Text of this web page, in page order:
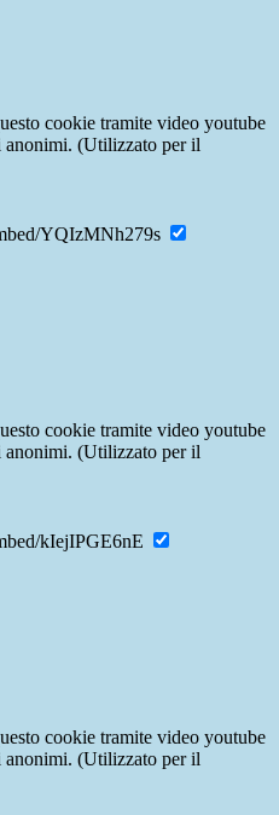
cookie tramite video youtube
anonimi. (Utilizzato per il
YQIzMNh279s
cookie tramite video youtube
anonimi. (Utilizzato per il
kIejIPGE6nE
cookie tramite video youtube
anonimi. (Utilizzato per il